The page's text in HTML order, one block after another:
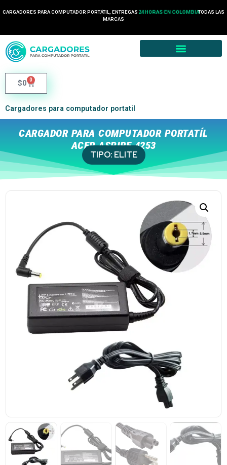
CARGADORES PARA COMPUTADOR PORTÁTIL, ENTREGAS 24 HORAS EN COLOMBIATODAS LAS
MARCAS
$0 0
Cargadores para computador portatil
CARGADOR PARA COMPUTADOR PORTATÍL
ACER ASPIRE 4253
TIPO: ELITE